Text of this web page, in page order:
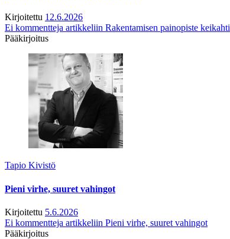
Kirjoitettu 12.6.2026
Ei kommentteja artikkeliin Rakentamisen painopiste keikahti
Pääkirjoitus
Tapio Kivistö
Pieni virhe, suuret vahingot
Kirjoitettu 5.6.2026
Ei kommentteja artikkeliin Pieni virhe, suuret vahingot
Pääkirjoitus